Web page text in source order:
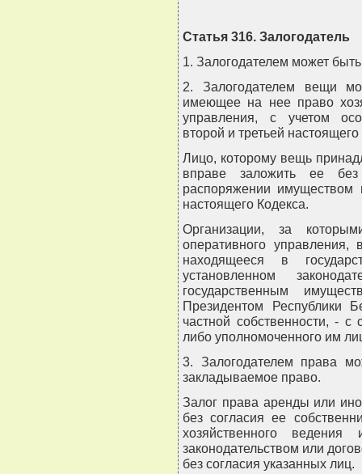
Статья 316. Залогодатель
1. Залогодателем может
2. Залогодателем вещи
имеющее на нее право
управления, с учетом
второй и третьей настоящего
Лицо, которому вещь
вправе заложить ее без
распоряжении имуществом
настоящего Кодекса.
Организации, за
оперативного управления,
находящееся в
установленном
государственным
Президентом Республики
частной собственности, - с
либо уполномоченного им
3. Залогодателем права
закладываемое право.
Залог права аренды или
без согласия ее
хозяйственного
законодательством или
без согласия указанных лиц.